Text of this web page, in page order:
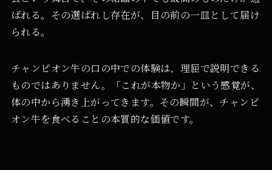
ばれる。その選ばれし存在が、目の前の一皿として届け
られる。
チャンピオン牛の口の中での体験は、理屈で説明できる
ものではありません。「これが本物か」という感覚が、
体の中から湧き上がってきます。その瞬間が、チャンピ
オン牛を食べることの本質的な価値です。